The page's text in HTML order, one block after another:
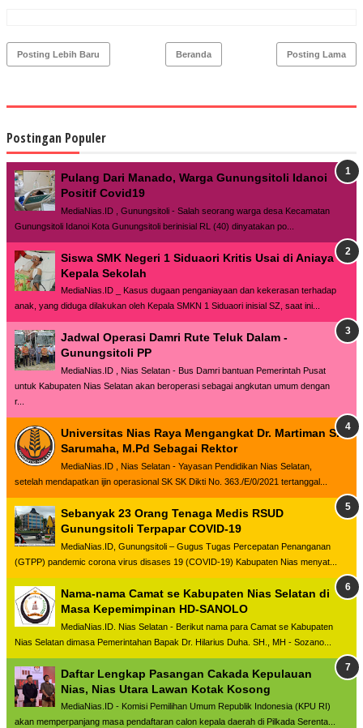
Posting Lebih Baru Posting Lama
Beranda
Postingan Populer
Pulang Dari Manado, Warga Gunungsitoli Idanoi
Positif Covid19
MediaNias.ID , Gunungsitoli - Salah seorang warga desa Kecamatan
Gunungsitoli Idanoi Kota Gunungsitoli berinisial RL (40) dinyatakan po...
Siswa SMK Negeri 1 Siduaori Kritis Usai di Aniaya
Kepala Sekolah
MediaNias.ID _ Kasus dugaan penganiayaan dan kekerasan terhadap
anak, yang diduga dilakukan oleh Kepala SMKN 1 Siduaori inisial SZ, saat ini...
Jadwal Operasi Damri Rute Teluk Dalam -
Gunungsitoli PP
MediaNias.ID , Nias Selatan - Bus Damri bantuan Pemerintah Pusat
untuk Kabupaten Nias Selatan akan beroperasi sebagai angkutan umum dengan
r...
Universitas Nias Raya Mengangkat Dr. Martiman S.
Sarumaha, M.Pd Sebagai Rektor
MediaNias.ID , Nias Selatan - Yayasan Pendidikan Nias Selatan,
setelah mendapatkan ijin operasional SK SK Dikti No. 363./E/0/2021 tertanggal...
Sebanyak 23 Orang Tenaga Medis RSUD
Gunungsitoli Terpapar COVID-19
MediaNias.ID, Gunungsitoli – Gugus Tugas Percepatan Penanganan
(GTPP) pandemic corona virus disases 19 (COVID-19) Kabupaten Nias menyat...
Nama-nama Camat se Kabupaten Nias Selatan di
Masa Kepemimpinan HD-SANOLO
MediaNias.ID. Nias Selatan - Berikut nama para Camat se Kabupaten
Nias Selatan dimasa Pemerintahan Bapak Dr. Hilarius Duha. SH., MH - Sozano...
Daftar Lengkap Pasangan Cakada Kepulauan
Nias, Nias Utara Lawan Kotak Kosong
MediaNias.ID - Komisi Pemilihan Umum Republik Indonesia (KPU RI)
akan memperpanjang masa pendaftaran calon kepala daerah di Pilkada Serenta...